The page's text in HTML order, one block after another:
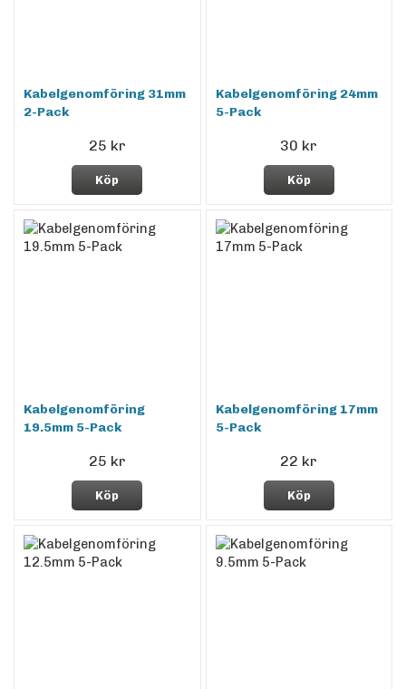
Kabelgenomföring 31mm
2-Pack
25 kr
Köp
Kabelgenomföring 24mm
5-Pack
30 kr
Köp
Kabelgenomföring
19.5mm 5-Pack
25 kr
Köp
Kabelgenomföring 17mm
5-Pack
22 kr
Köp